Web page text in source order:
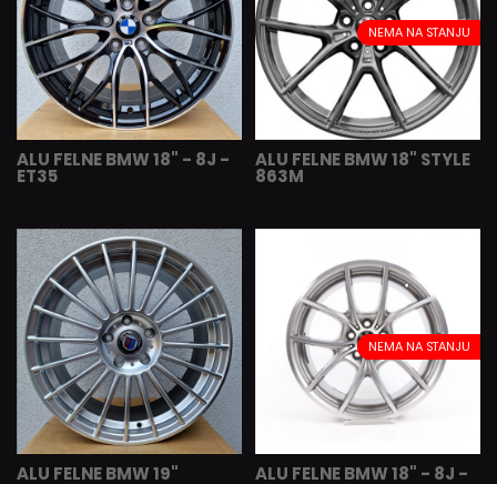
ALU FELNE BMW 18" - 8J -
ET35
NEMA NA STANJU
ALU FELNE BMW 18" STYLE
863M
ALU FELNE BMW 19"
NEMA NA STANJU
ALU FELNE BMW 18" - 8J -